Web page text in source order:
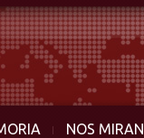
NOS MIRAN